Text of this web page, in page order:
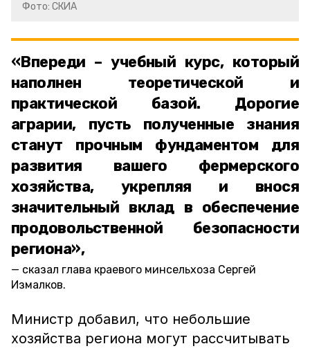
Фото: СКИА
«Впереди – учебный курс, который
наполнен теоретической и
практической базой. Дорогие
аграрии, пусть полученные знания
станут прочным фундаментом для
развития вашего фермерского
хозяйства, укрепляя и внося
значительный вклад в обеспечение
продовольственной безопасности
региона»,
сказал глава краевого минсельхоза Сергей
Измалков.
Министр добавил, что небольшие
хозяйства региона могут рассчитывать